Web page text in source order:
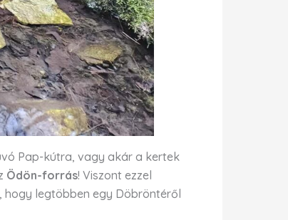
Pap-kútra, vagy akár a kertek
Ödön-forrás! Viszont ezzel
hogy legtöbben egy Döbröntéről